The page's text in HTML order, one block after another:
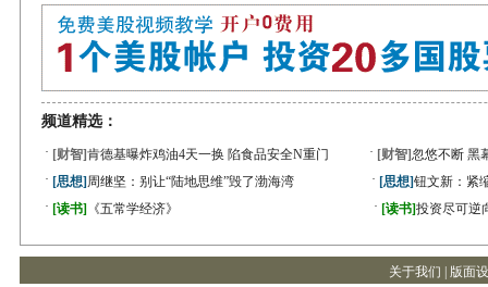
频道精选：
· [财智]肯德基曝炸鸡油4天一换 陷食品安全N重门 · [财智]忽悠不断 黑
· [思想] 周继坚：别让“陆地思维”毁了渤海湾 · [思想]钮文新：紧
· [读书] 《五常学经济》 · [读书]投资尽可逆
关于我们 版面